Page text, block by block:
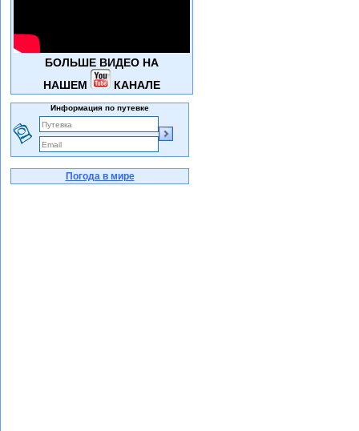
БОЛЬШЕ ВИДЕО НА
НАШЕМ
КАНАЛЕ
Информация по путевке
Погода в мире